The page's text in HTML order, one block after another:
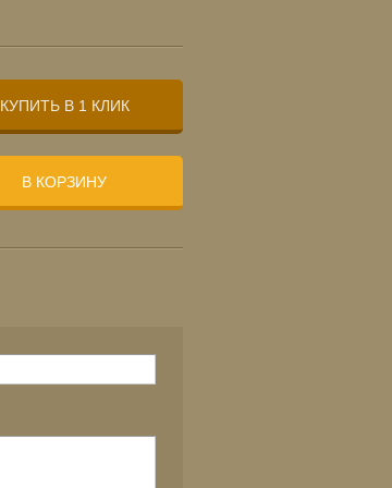
КУПИТЬ В 1 КЛИК
В КОРЗИНУ